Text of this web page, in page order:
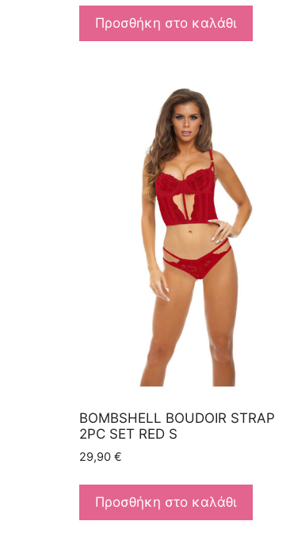
Προσθήκη στο καλάθι
BOMBSHELL BOUDOIR STRAP
2PC SET RED S
29,90€
Προσθήκη στο καλάθι